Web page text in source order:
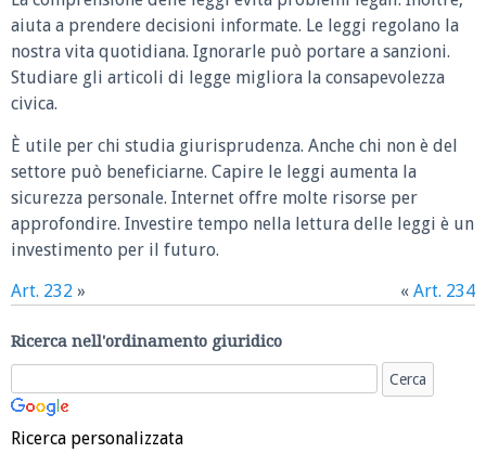
aiuta a prendere decisioni informate. Le leggi regolano la
nostra vita quotidiana. Ignorarle può portare a sanzioni.
Studiare gli articoli di legge migliora la consapevolezza
civica.
È utile per chi studia giurisprudenza. Anche chi non è del
settore può beneficiarne. Capire le leggi aumenta la
sicurezza personale. Internet offre molte risorse per
approfondire. Investire tempo nella lettura delle leggi è un
investimento per il futuro.
Art. 232 » « Art. 234
Ricerca nell'ordinamento giuridico
Ricerca personalizzata